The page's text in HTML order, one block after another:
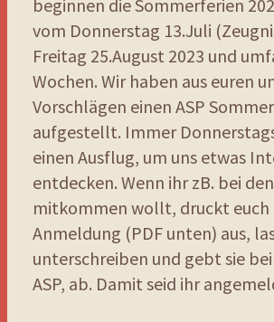
beginnen die Sommerferien
vom Donnerstag 13.Juli
Freitag 25.August 2023 und
Wochen. Wir haben aus euren
Vorschlägen einen ASP
aufgestellt. Immer
einen Ausflug, um uns etwas
entdecken. Wenn ihr zB. bei
mitkommen wollt, druckt euch
Anmeldung (PDF unten) aus,
unterschreiben und gebt sie
ASP, ab. Damit seid ihr